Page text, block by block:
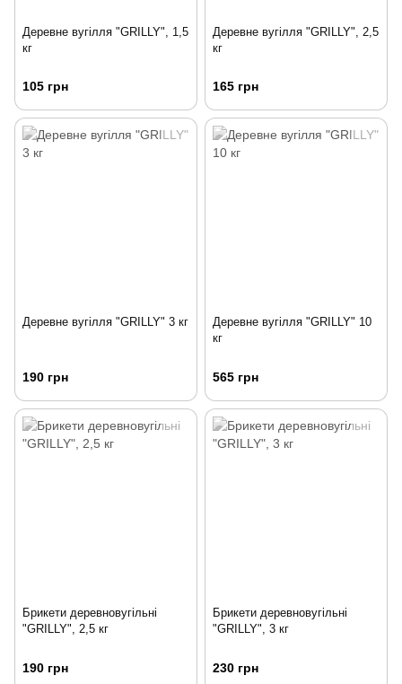
Деревне вугілля "GRILLY", 1,5
кг
105 грн
Деревне вугілля "GRILLY", 2,5
кг
165 грн
Деревне вугілля "GRILLY" 3 кг
190 грн
Деревне вугілля "GRILLY" 10
кг
565 грн
Брикети деревновугільні
"GRILLY", 2,5 кг
190 грн
Брикети деревновугільні
"GRILLY", 3 кг
230 грн